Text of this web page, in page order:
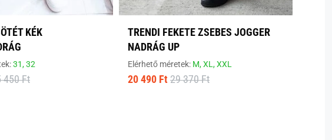
KÉK
31,32
450 Ft
TRENDI FEKETE ZSEBES JOGGER
NADRÁG UP
Elérhető méretek: M,XL,XXL
20 490 Ft 29 370 Ft